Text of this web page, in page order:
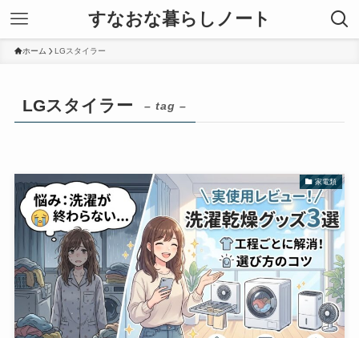
すなおな暮らしノート
ホーム LGスタイラー
LGスタイラー – tag –
家電類